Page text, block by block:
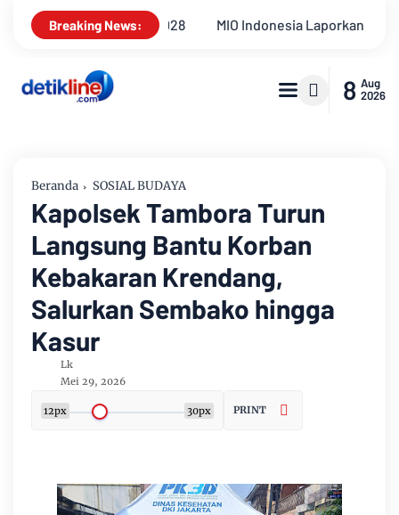
Breaking News:
MIO Indonesia Laporkan Hotman Paris ke Polda Metro Jaya
8 Aug
2026
Beranda SOSIAL BUDAYA
Kapolsek Tambora Turun
Langsung Bantu Korban
Kebakaran Krendang,
Salurkan Sembako hingga
Kasur
Lk
Mei 29, 2026
12px 30px PRINT